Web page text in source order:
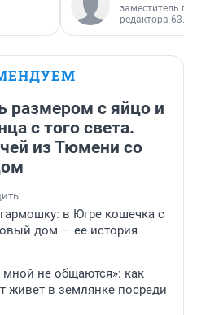
заместитель
редактора 63.RU
размером с яйцо и
с того света.
из Тюмени со
в Югре кошечка с
дом — ее история
мной не общаются»: как
живет в землянке посреди